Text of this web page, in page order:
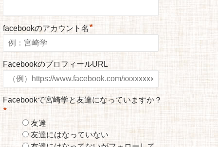
facebookのアカウント名*
FacebookのプロフィールURL
Facebookで宮崎学と友達になっていますか？
*
友達
友達にはなっていない